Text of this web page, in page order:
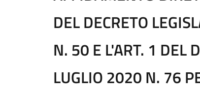
DEL DECRETO
N. 50 E L'ART. 1 DEL
LUGLIO 2020 N. 76